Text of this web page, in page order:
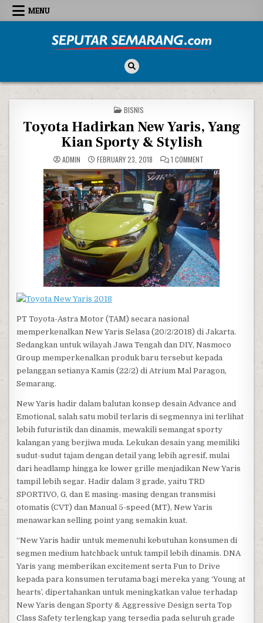
Skip to content
MENU
POSTED IN
BISNIS
Toyota Hadirkan New Yaris, Yang
Kian Sporty & Stylish
ADMIN FEBRUARY 23, 2018 1 COMMENT
PT Toyota-Astra Motor (TAM) secara nasional
memperkenalkan New Yaris Selasa (20/2/2018) di Jakarta.
Sedangkan untuk wilayah Jawa Tengah dan DIY, Nasmoco
Group memperkenalkan produk baru tersebut kepada
pelanggan setianya Kamis (22/2) di Atrium Mal Paragon,
Semarang.
New Yaris hadir dalam balutan konsep desain Advance and
Emotional, salah satu mobil terlaris di segmennya ini terlihat
lebih futuristik dan dinamis, mewakili semangat sporty
kalangan yang berjiwa muda. Lekukan desain yang memiliki
sudut-sudut tajam dengan detail yang lebih agresif, mulai
dari headlamp hingga ke lower grille menjadikan New Yaris
tampil lebih segar. Hadir dalam 3 grade, yaitu TRD
SPORTIVO, G, dan E masing-masing dengan transmisi
otomatis (CVT) dan Manual 5-speed (MT), New Yaris
menawarkan selling point yang semakin kuat.
“New Yaris hadir untuk memenuhi kebutuhan konsumen di
segmen medium hatchback untuk tampil lebih dinamis. DNA
Yaris yang memberikan excitement serta Fun to Drive
kepada para konsumen terutama bagi mereka yang ‘Young at
hearts’, dipertahankan untuk meningkatkan value terhadap
New Yaris dengan Sporty & Aggressive Design serta Top
Class Safety terlengkap yang tersedia pada seluruh grade